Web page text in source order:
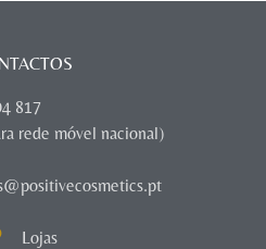
817
rede móvel nacional)
Lojas